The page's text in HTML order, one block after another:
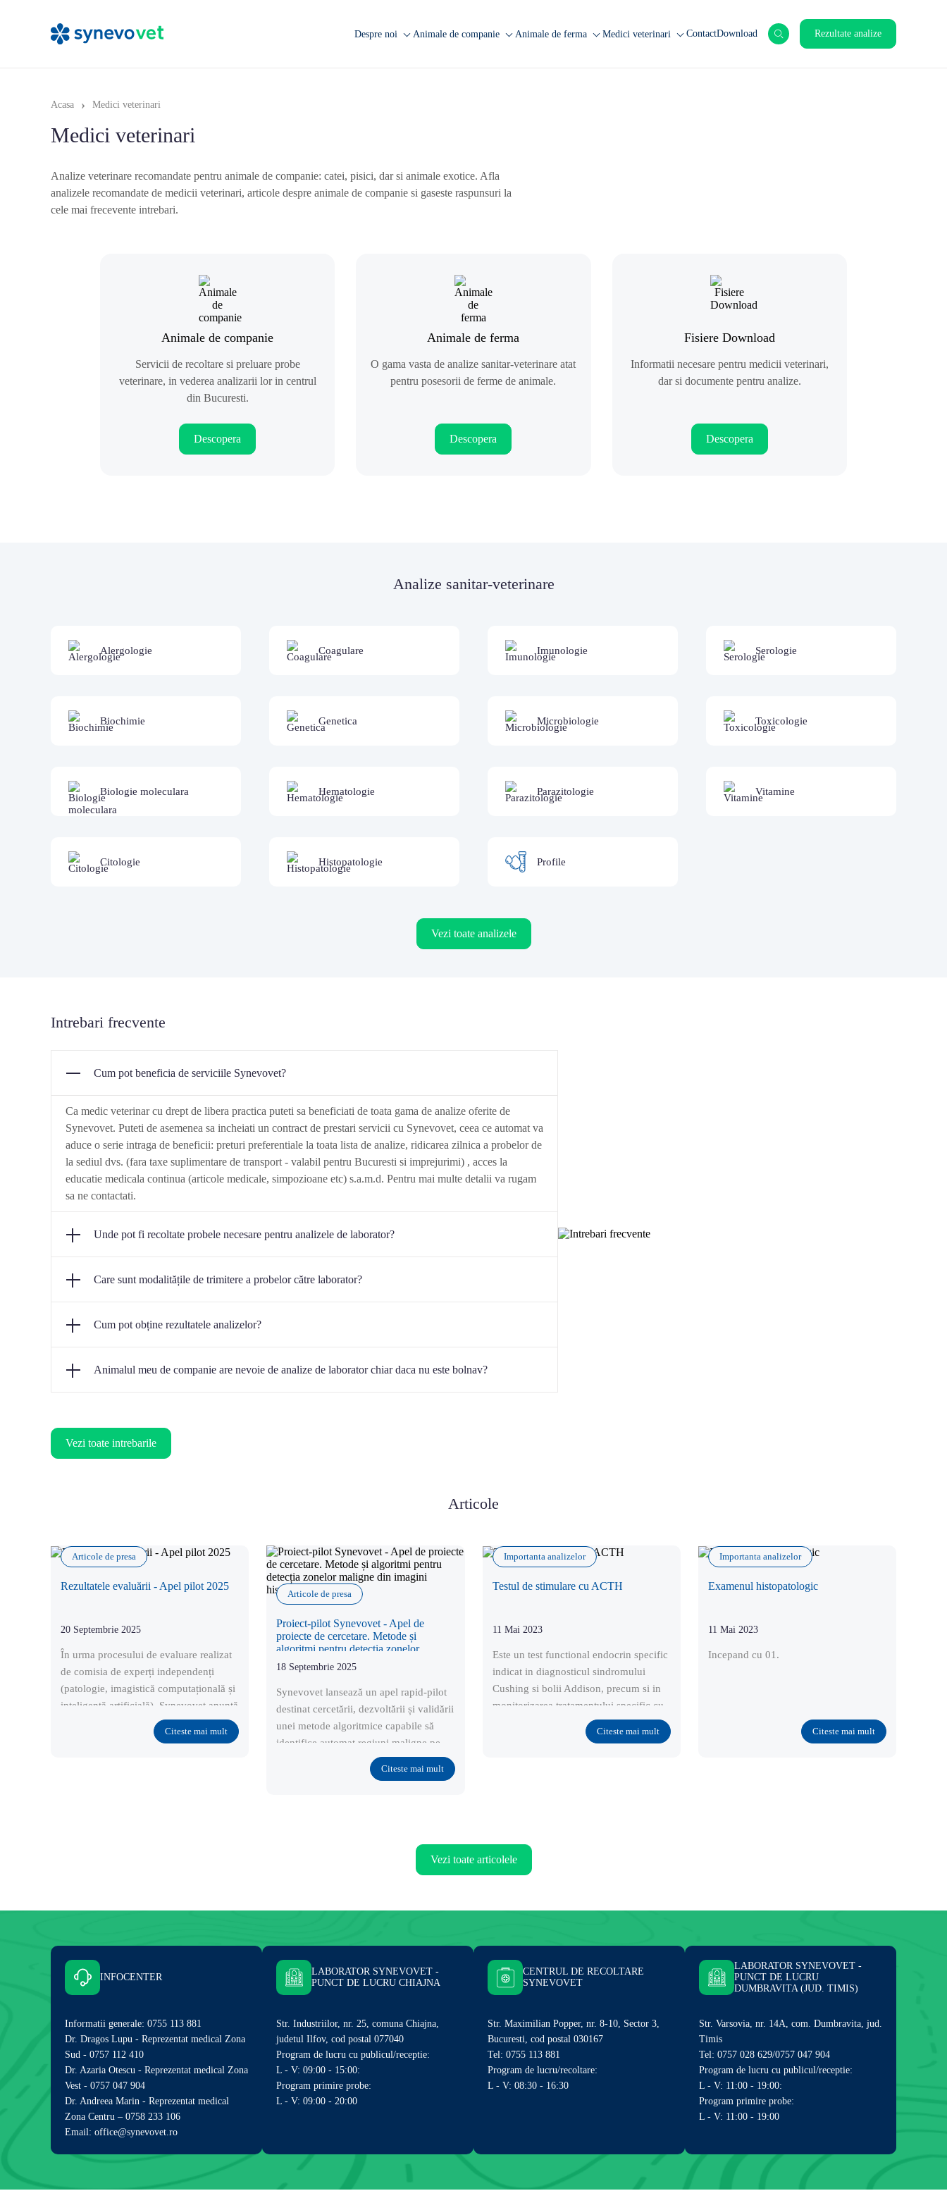
Despre noi Animale de companie Animale de ferma Medici veterinari ContactDownload Rezultate analize
Acasa › Medici veterinari
Medici veterinari
Analize veterinare recomandate pentru animale de companie: catei, pisici, dar si animale exotice. Afla
analizele recomandate de medicii veterinari, articole despre animale de companie si gaseste raspunsuri la
cele mai frecevente intrebari.
Animale de companie
Servicii de recoltare si preluare probe
veterinare, in vederea analizarii lor in centrul
din Bucuresti.
Descopera
Animale de ferma
O gama vasta de analize sanitar-veterinare atat
pentru posesorii de ferme de animale.
Descopera
Fisiere Download
Informatii necesare pentru medicii veterinari,
dar si documente pentru analize.
Descopera
Analize sanitar-veterinare
Alergologie
Biochimie
Biologie moleculara
Citologie
Coagulare
Genetica
Hematologie
Histopatologie
Imunologie
Microbiologie
Parazitologie
Profile
Serologie
Toxicologie
Vitamine
Vezi toate analizele
Intrebari frecvente
Cum pot beneficia de serviciile Synevovet?
Ca medic veterinar cu drept de libera practica puteti sa beneficiati de toata gama de analize oferite de
Synevovet. Puteti de asemenea sa incheiati un contract de prestari servicii cu Synevovet, ceea ce automat va
aduce o serie intraga de beneficii: preturi preferentiale la toata lista de analize, ridicarea zilnica a probelor de
la sediul dvs. (fara taxe suplimentare de transport - valabil pentru Bucuresti si imprejurimi) , acces la
educatie medicala continua (articole medicale, simpozioane etc) s.a.m.d. Pentru mai multe detalii va rugam
sa ne contactati.
Unde pot fi recoltate probele necesare pentru analizele de laborator?
Probele pot fi recoltate atât în cabinetele veterinare partenere, cât și în centrul nostru de recoltare din
București, str. Maximilian Popper, nr. 8 - 10, sector 3.
Care sunt modalitățile de trimitere a probelor către laborator?
Probele pot fi trimise către laborator prin curier sau prin intermediul rețelei noastre logistice, disponibilă
pentru cabinetele veterinare partenere din București și din Ilfov.
Cum pot obține rezultatele analizelor?
Rezultatele testelor de laborator solicitate pot fi accesate prin intermediul platformei de WebResults, pe baza
datelor de autentificare primite si/sau pe adresa de e-mail furnizată.
Animalul meu de companie are nevoie de analize de laborator chiar daca nu este bolnav?
Vezi toate intrebarile
Articole
Articole de presa
Rezultatele evaluării - Apel pilot 2025
20 Septembrie 2025
În urma procesului de evaluare realizat
de comisia de experți independenți
(patologie, imagistică computațională și
inteligență artificială), Synevovet anunță
proiectul câștigător al apelului rapid-
pilot „Metode și algoritmi pentru
Citeste mai mult
Articole de presa
Proiect-pilot Synevovet - Apel de
proiecte de cercetare. Metode și
algoritmi pentru detecția zonelor
maligne din imagini histologice
18 Septembrie 2025
Synevovet lansează un apel rapid-pilot
destinat cercetării, dezvoltării și validării
unei metode algoritmice capabile să
identifice automat regiuni maligne pe
imagini histologice pentru una sau mai
multe tipuri de cancer (ex.
Citeste mai mult
Importanta analizelor
Testul de stimulare cu ACTH
11 Mai 2023
Este un test functional endocrin specific
indicat in diagnosticul sindromului
Cushing si bolii Addison, precum si in
monitorizarea tratamentului specific cu
trilostan (Vetoryl®), mitotan
(Lysodren®) sau ketoconazol.
Citeste mai mult
Importanta analizelor
Examenul histopatologic
11 Mai 2023
Incepand cu 01.
Citeste mai mult
Vezi toate articolele
INFOCENTER
Informatii generale: 0755 113 881
Dr. Dragos Lupu - Reprezentat medical Zona
Sud - 0757 112 410
Dr. Azaria Otescu - Reprezentat medical Zona
Vest - 0757 047 904
Dr. Andreea Marin - Reprezentat medical
Zona Centru – 0758 233 106
Email: office@synevovet.ro
LABORATOR SYNEVOVET -
PUNCT DE LUCRU CHIAJNA
Str. Industriilor, nr. 25, comuna Chiajna,
judetul Ilfov, cod postal 077040
Program de lucru cu publicul/receptie:
L - V: 09:00 - 15:00:
Program primire probe:
L - V: 09:00 - 20:00
CENTRUL DE RECOLTARE
SYNEVOVET
Str. Maximilian Popper, nr. 8-10, Sector 3,
Bucuresti, cod postal 030167
Tel: 0755 113 881
Program de lucru/recoltare:
L - V: 08:30 - 16:30
LABORATOR SYNEVOVET -
PUNCT DE LUCRU
DUMBRAVITA (JUD. TIMIS)
Str. Varsovia, nr. 14A, com. Dumbravita, jud.
Timis
Tel: 0757 028 629/0757 047 904
Program de lucru cu publicul/receptie:
L - V: 11:00 - 19:00:
Program primire probe:
L - V: 11:00 - 19:00